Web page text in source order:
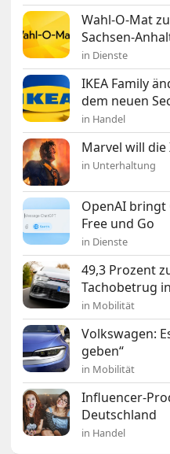
Wahl-O-Mat
Sachsen-
in Dienste
IKEA Family
dem neuen
in Handel
Marvel will die
in Unterhaltung
OpenAI bringt
Free und Go
in Dienste
49,3 Prozent
Tachobetrug
in Mobilität
Volkswagen:
geben“
in Mobilität
Influencer-
Deutschland
in Handel